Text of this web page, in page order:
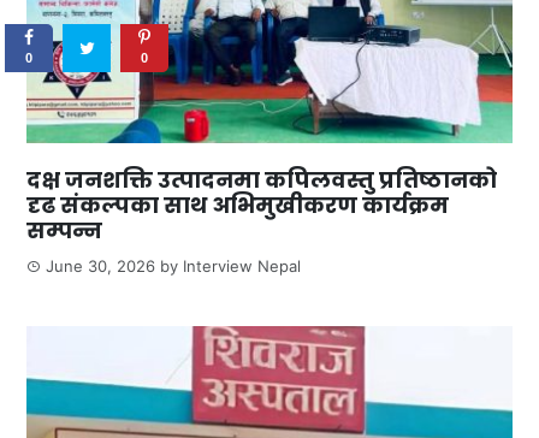
दक्ष जनशक्ति उत्पादनमा कपिलवस्तु प्रतिष्ठानको
दृढ संकल्पका साथ अभिमुखीकरण कार्यक्रम
सम्पन्न
June 30, 2026 by Interview Nepal
0 0